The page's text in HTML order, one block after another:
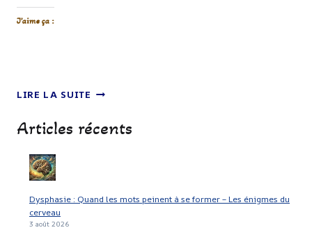
J’aime ça :
LIRE LA SUITE LA
FRANCE
VS
Articles récents
Dysphasie : Quand les mots peinent à se former – Les énigmes du
cerveau
3 août 2026